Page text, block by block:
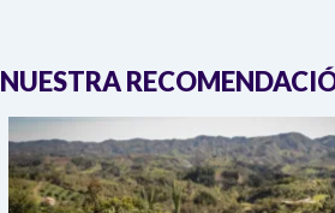
NUESTRA